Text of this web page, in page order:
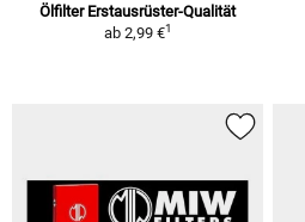
Ölfilter Erstausrüster-Qualität
ab 2,99 €1